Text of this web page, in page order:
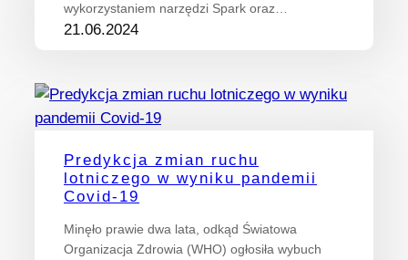
wykorzystaniem narzędzi Spark oraz…
21.06.2024
Predykcja zmian ruchu
lotniczego w wyniku pandemii
Covid-19
Minęło prawie dwa lata, odkąd Światowa
Organizacja Zdrowia (WHO) ogłosiła wybuch